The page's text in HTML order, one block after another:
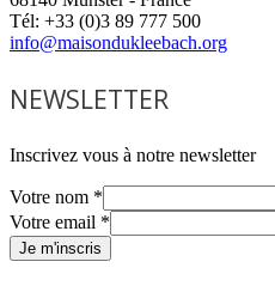
Tél: +33 (0)3 89 777 500
info@maisondukleebach.org
NEWSLETTER
Inscrivez vous à notre newsletter
Votre nom *
Votre email *
Je m'inscris